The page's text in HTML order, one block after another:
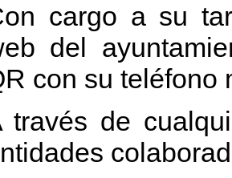
cargo a su
del
con su teléfono
través de